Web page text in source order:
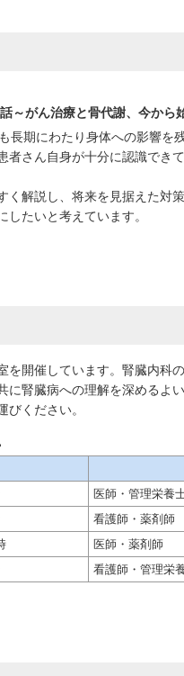
がん治療と骨代謝、今から
長期にわたり身体への影響を
さん自身が十分に認識でき
解説し、将来を見据えた対
たいと考えています。
開催しています。腎臓内科
腎臓病への理解を深めるよ
ください。
医師・管理栄養
看護師・薬剤師
医師・薬剤師
看護師・管理栄